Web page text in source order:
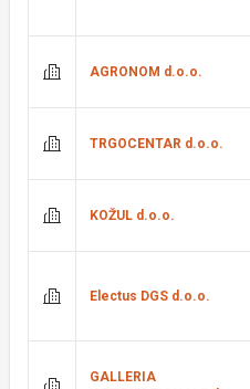
AGRONOM d.o.o.
TRGOCENTAR d.o.o.
KOŽUL d.o.o.
Electus DGS d.o.o.
GALLERIA